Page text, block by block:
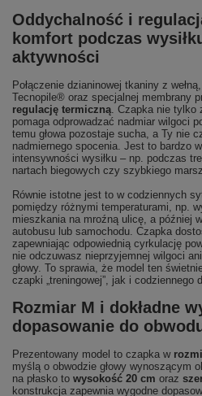
Oddychalność i
komfort podczas
aktywności
Połączenie dzianinowej tkaniny z
Tecnopile® oraz specjalnej membrany
regulację termiczną. Czapka nie tylko
pomaga odprowadzać nadmiar wilgoci
temu głowa pozostaje sucha, a Ty nie
nadmiernego spocenia. Jest to bardzo
intensywności wysiłku – np. podczas
nartach biegowych czy szybkiego
Równie istotne jest to w codziennych
pomiędzy różnymi temperaturami, np.
mieszkania na mroźną ulicę, a później
autobusu lub samochodu. Czapka
zapewniając odpowiednią cyrkulację
nie odczuwasz nieprzyjemnej wilgoci
głowy. To sprawia, że model ten
czapki „treningowej”, jak i codziennego
Rozmiar M i dokładne
dopasowanie do
Prezentowany model to czapka w
myślą o obwodzie głowy wynoszącym
na płasko to wysokość 20 cm oraz
konstrukcja zapewnia wygodne